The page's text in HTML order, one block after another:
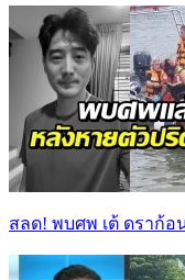
สลด! พบศพ เต้ ดราก้